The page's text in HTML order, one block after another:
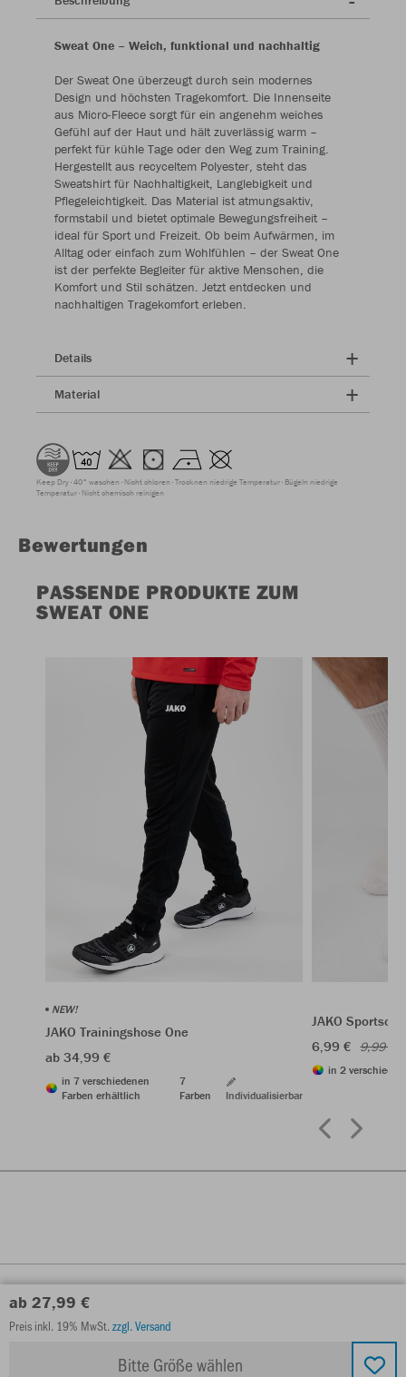
ab 27,99 €
Preis inkl. 19% MwSt.zzgl. Versand
Bitte Größe wählen
Sweat One – Weich, funktional und nachhaltig
Der Sweat One überzeugt durch sein modernes
Design und höchsten Tragekomfort. Die Innenseite
aus Micro-Fleece sorgt für ein angenehm weiches
Gefühl auf der Haut und hält zuverlässig warm –
perfekt für kühle Tage oder den Weg zum Training.
Hergestellt aus recyceltem Polyester, steht das
Sweatshirt für Nachhaltigkeit, Langlebigkeit und
Pflegeleichtigkeit. Das Material ist atmungsaktiv,
formstabil und bietet optimale Bewegungsfreiheit –
ideal für Sport und Freizeit. Ob beim Aufwärmen, im
Alltag oder einfach zum Wohlfühlen – der Sweat One
ist der perfekte Begleiter für aktive Menschen, die
Komfort und Stil schätzen. Jetzt entdecken und
nachhaltigen Tragekomfort erleben.
Details
Material
Keep Dry 40° waschen Nicht chloren Trocknen niedrige Temperatur Bügeln niedrige
Temperatur Nicht chemisch reinigen
Bewertungen
PASSENDE PRODUKTE ZUM
SWEAT ONE
NEW!
JAKO Trainingshose One
ab 34,99 €
in 7 verschiedenen
Farben erhältlich
7
Farben
Individualisierbar
JAKO
6,99 € 9,99 €
in 2